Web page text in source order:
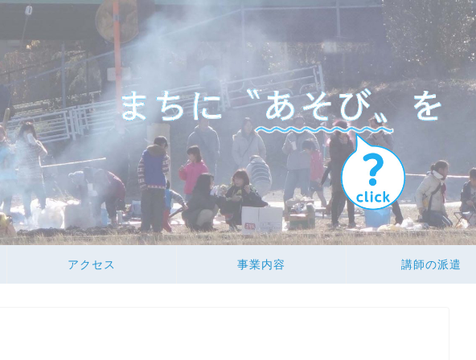
アクセス 事業内容 講師の派遣